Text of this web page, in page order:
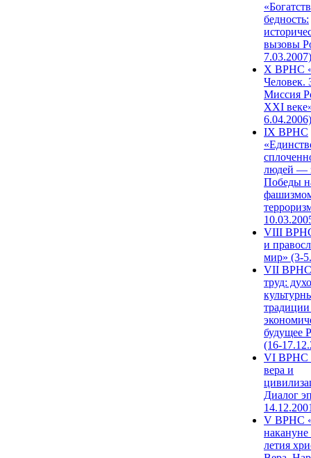
бедность:
вызовы
7.03.2007)
X ВРНС
Человек.
Миссия
XXI
6.04.2006)
IX ВРНС
людей —
Победы
VIII
и
мир» (3-
VII ВРНС
труд:
будущее
(16-
VI ВРНС
вера и
Диалог
V ВРНС
накануне
летия